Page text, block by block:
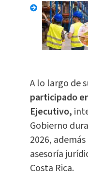
A lo largo de
participado
Ejecutivo,
Gobierno
2026,
asesoría
Costa Rica.